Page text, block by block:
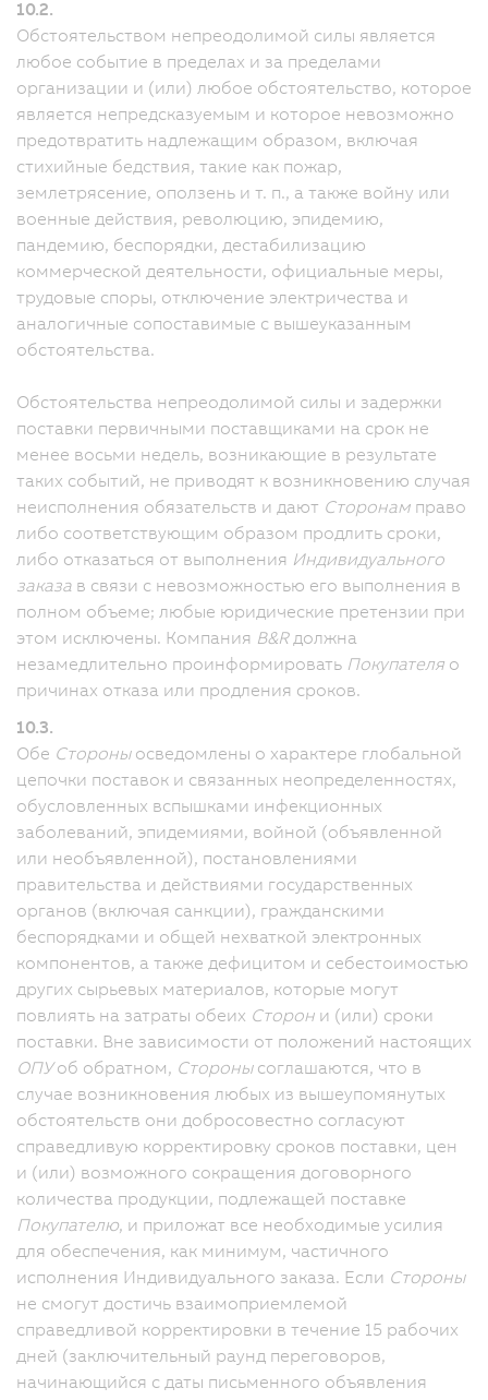
10.2.
Обстоятельством непреодолимой силы является
любое событие в пределах и за пределами
организации и (или) любое обстоятельство, которое
является непредсказуемым и которое невозможно
предотвратить надлежащим образом, включая
стихийные бедствия, такие как пожар,
землетрясение, оползень и т. п., а также войну или
военные действия, революцию, эпидемию,
пандемию, беспорядки, дестабилизацию
коммерческой деятельности, официальные меры,
трудовые споры, отключение электричества и
аналогичные сопоставимые с вышеуказанным
обстоятельства.
Обстоятельства непреодолимой силы и задержки
поставки первичными поставщиками на срок не
менее восьми недель, возникающие в результате
таких событий, не приводят к возникновению случая
неисполнения обязательств и дают Сторонам право
либо соответствующим образом продлить сроки,
либо отказаться от выполнения Индивидуального
заказа в связи с невозможностью его выполнения в
полном объеме; любые юридические претензии при
этом исключены. Компания B&Rдолжна
незамедлительно проинформировать Покупателя о
причинах отказа или продления сроков.
10.3.
Обе Стороныосведомлены о характере глобальной
цепочки поставок и связанных неопределенностях,
обусловленных вспышками инфекционных
заболеваний, эпидемиями, войной (объявленной
или необъявленной), постановлениями
правительства и действиями государственных
органов (включая санкции), гражданскими
беспорядками и общей нехваткой электронных
компонентов, а также дефицитом и себестоимостью
других сырьевых материалов, которые могут
повлиять на затраты обеих Сторон и (или) сроки
поставки. Вне зависимости от положений настоящих
ОПУоб обратном, Сторонысоглашаются, что в
случае возникновения любых из вышеупомянутых
обстоятельств они добросовестно согласуют
справедливую корректировку сроков поставки, цен
и (или) возможного сокращения договорного
количества продукции, подлежащей поставке
Покупателю, и приложат все необходимые усилия
для обеспечения, как минимум, частичного
исполнения Индивидуального заказа. Если Стороны
не смогут достичь взаимоприемлемой
справедливой корректировки в течение 15 рабочих
дней (заключительный раунд переговоров,
начинающийся с даты письменного объявления